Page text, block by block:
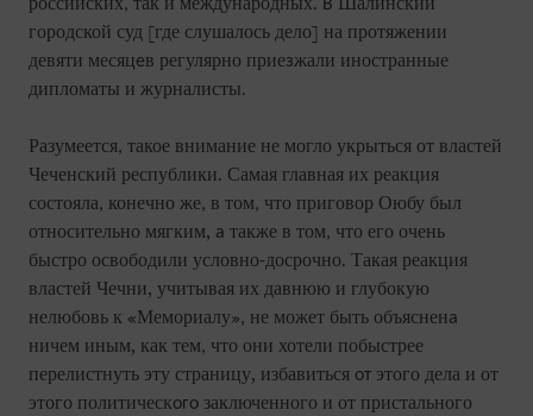
, В
городской суд [где слушалось дело] на протяжении
девяти месяцев регулярно приезжали иностранные
дипломаты и журналисты.
Разумеется, такое внимание не могло укрыться от властей
Чеченский республики. Самая главная их реакция
состояла, конечно же, в том, что приговор Оюбу был
относительно мягким, а также в том, что его очень
быстро освободили условно-досрочно. Такая реакция
властей Чечни, учитывая их давнюю и глубокую
нелюбовь к «Мемориалу», не может быть объяснена
ничем иным, как тем, что они хотели побыстрее
перелистнуть эту страницу, избавиться от этого дела и от
этого политического заключенного и от пристального